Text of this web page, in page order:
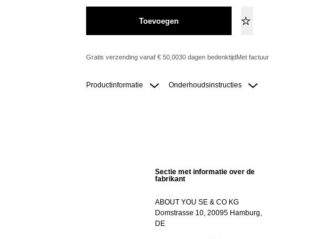
Toevoegen
Gratis verzending vanaf € 50,0030 dagen bedenktijdMet factuur
Productinformatie Onderhoudsinstructies
Sectie met informatie over de
fabrikant
ABOUT YOU SE & CO KG
Domstrasse 10, 20095 Hamburg,
DE